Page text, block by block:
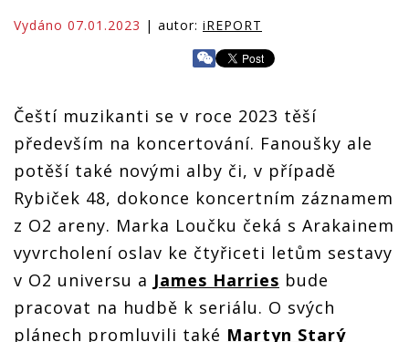
Vydáno 07.01.2023 | autor: iREPORT
Čeští muzikanti se v roce 2023 těší
především na koncertování. Fanoušky ale
potěší také novými alby či, v případě
Rybiček 48, dokonce koncertním záznamem
z O2 areny. Marka Loučku čeká s Arakainem
vyvrcholení oslav ke čtyřiceti letům sestavy
v O2 universu a James Harries bude
pracovat na hudbě k seriálu. O svých
plánech promluvili také Martyn Starý